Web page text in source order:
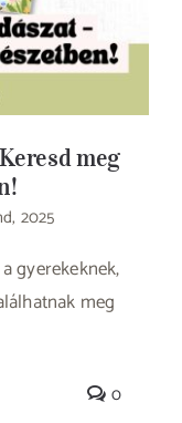
meg
2025
gyerekeknek,
meg
0